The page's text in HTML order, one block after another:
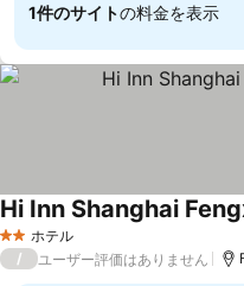
1件のサイトの料金を表示
2 ホテルのランク
ホテル
Hi Inn Shanghai
/ ユーザー評価はありません